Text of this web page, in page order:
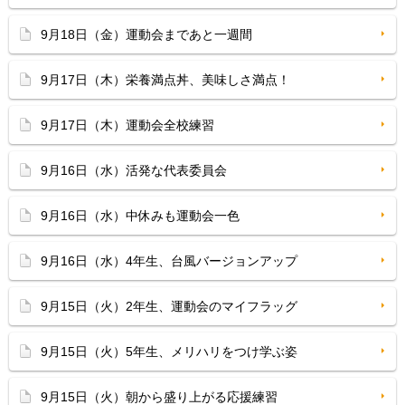
9月18日（金）運動会まであと一週間
9月17日（木）栄養満点丼、美味しさ満点！
9月17日（木）運動会全校練習
9月16日（水）活発な代表委員会
9月16日（水）中休みも運動会一色
9月16日（水）4年生、台風バージョンアップ
9月15日（火）2年生、運動会のマイフラッグ
9月15日（火）5年生、メリハリをつけ学ぶ姿
9月15日（火）朝から盛り上がる応援練習